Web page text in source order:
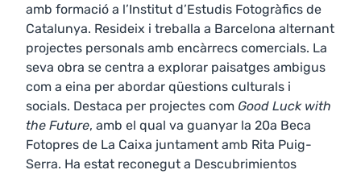
amb formació a l’Institut d’Estudis Fotogràfics de
Catalunya. Resideix i treballa a Barcelona alternant
projectes personals amb encàrrecs comercials. La
seva obra se centra a explorar paisatges ambigus
com a eina per abordar qüestions culturals i
socials. Destaca per projectes com Good Luck with
the Future, amb el qual va guanyar la 20a Beca
Fotopres de La Caixa juntament amb Rita Puig-
Serra. Ha estat reconegut a Descubrimientos